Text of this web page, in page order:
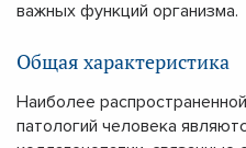
важных функций организма.
Общая характеристика
Наиболее
патологий человека